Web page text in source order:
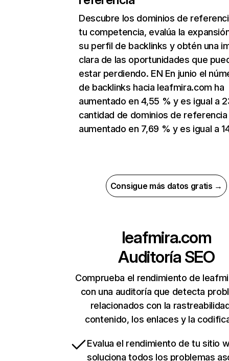
Descubre los dominios de
tu competencia, evalúa la
su perfil de backlinks y obtén una
clara de las oportunidades que
estar perdiendo. EN En junio el
de backlinks hacia leafmira.com ha
aumentado en 4,55 % y es igual a
cantidad de dominios de referencia
aumentado en 7,69 % y es igual a
Consigue más datos gratis →
leafmira.com
Auditoría SEO
Comprueba el rendimiento de
con una auditoría que detecta
relacionados con la
contenido, los enlaces y la
Evalua el rendimiento de tu sitio
soluciona todos los problemas